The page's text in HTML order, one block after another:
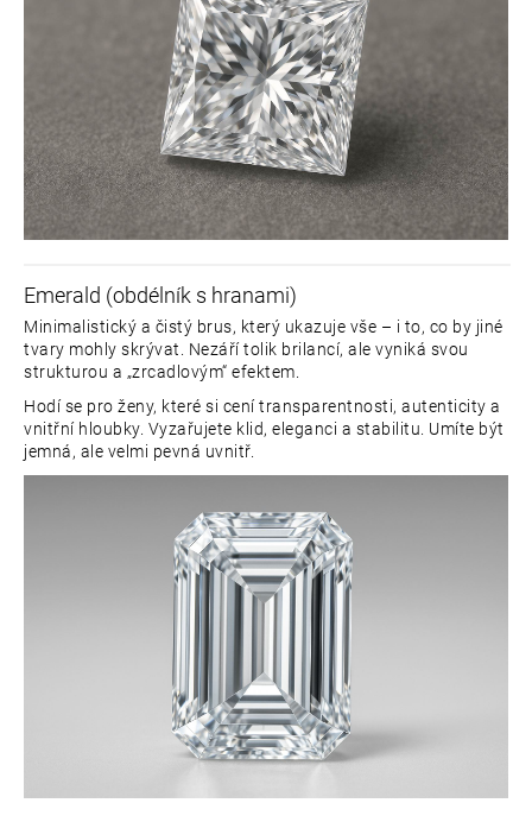
Emerald (obdélník s hranami)
Minimalistický a čistý brus, který ukazuje vše – i to, co by jiné
tvary mohly skrývat. Nezáří tolik brilancí, ale vyniká svou
strukturou a „zrcadlovým“ efektem.
Hodí se pro ženy, které si cení transparentnosti, autenticity a
vnitřní hloubky. Vyzařujete klid, eleganci a stabilitu. Umíte být
jemná, ale velmi pevná uvnitř.